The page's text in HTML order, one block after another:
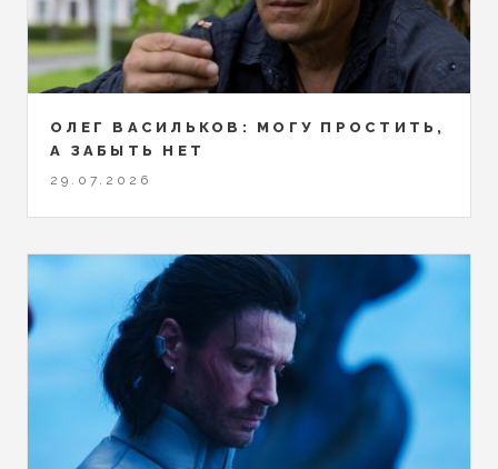
ОЛЕГ ВАСИЛЬКОВ: МОГУ ПРОСТИТЬ,
А ЗАБЫТЬ НЕТ
29.07.2026